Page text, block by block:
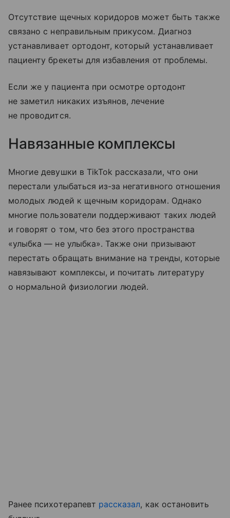
Отсутствие щечных коридоров может быть также
связано с неправильным прикусом. Диагноз
устанавливает ортодонт, который устанавливает
пациенту брекеты для избавления от проблемы.
Если же у пациента при осмотре ортодонт
не заметил никаких изъянов, лечение
не проводится.
Навязанные комплексы
Многие девушки в TikTok рассказали, что они
перестали улыбаться из-за негативного отношения
молодых людей к щечным коридорам. Однако
многие пользователи поддерживают таких людей
и говорят о том, что без этого пространства
«улыбка — не улыбка». Также они призывают
перестать обращать внимание на тренды, которые
навязывают комплексы, и почитать литературу
о нормальной физиологии людей.
Ранее психотерапевт рассказал, как остановить